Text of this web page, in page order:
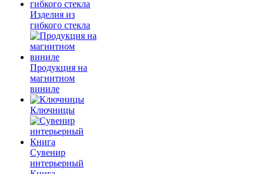
Изделия из
гибкого стекла
Продукция на
магнитном
виниле
Ключницы
Сувенир
интерьерный